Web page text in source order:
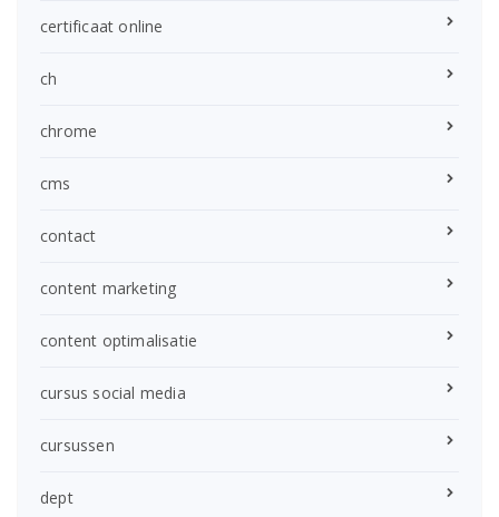
certificaat online
ch
chrome
cms
contact
content marketing
content optimalisatie
cursus social media
cursussen
dept